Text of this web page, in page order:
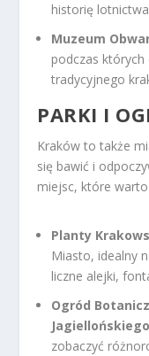
historię
Muzeum
podczas których
tradycyjnego
PARKI I
Kraków to także
się bawić i
miejsc, które
Planty
Miasto, idealny
liczne alejki,
Ogród
Jagiellońskiego
zobaczyć